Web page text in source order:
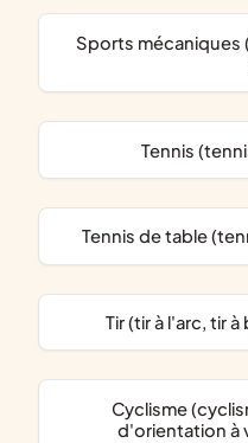
Sports mécaniques (sport automobile, moto,
Tennis
Tennis de table
Tir (tir à l'arc, tir
Cyclisme (cyclisme, vélo, VTT, course
d'orientation à